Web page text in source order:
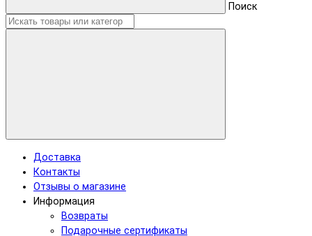
Поиск
Доставка
Контакты
Отзывы о магазине
Информация
Возвраты
Подарочные сертификаты